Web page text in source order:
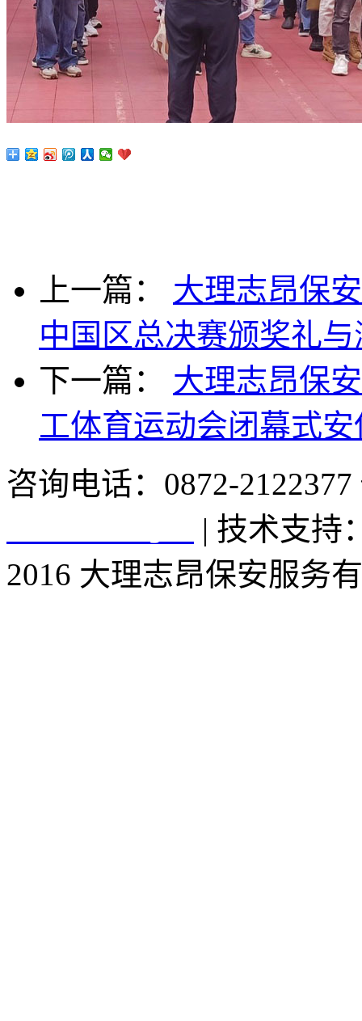
上一篇： 大理志昂保
中国区总决赛颁奖礼
下一篇： 大理志昂保
工体育运动会闭幕式
咨询电话：0872-
| 技术支持
2016 大理志昂保安服务